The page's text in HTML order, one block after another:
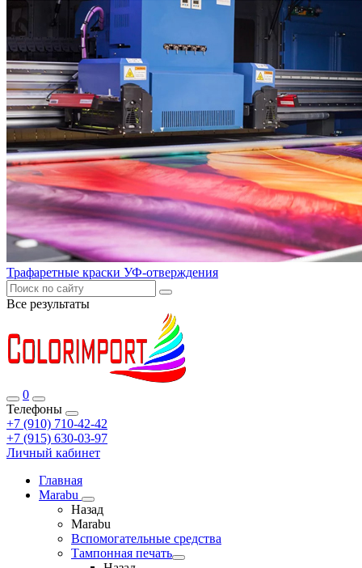
Трафаретные краски УФ-отверждения
Все результаты
0
Телефоны
+7 (910) 710-42-42
+7 (915) 630-03-97
Личный кабинет
Главная
Marabu
Назад
Marabu
Вспомогательные средства
Тампонная печать